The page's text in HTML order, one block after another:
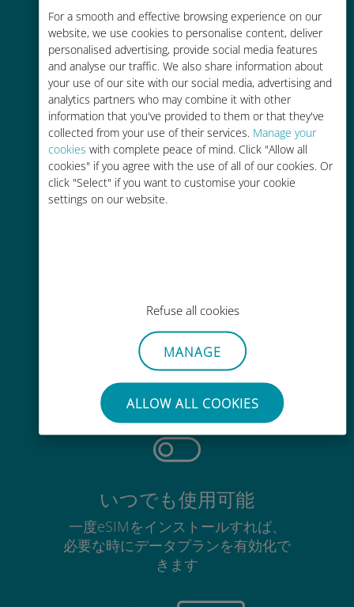
For a smooth and effective browsing experience on our
website, we use cookies to personalise content, deliver
personalised advertising, provide social media features
and analyse our traffic. We also share information about
your use of our site with our social media, advertising and
analytics partners who may combine it with other
information that you've provided to them or that they've
collected from your use of their services. Manage your
cookies with complete peace of mind. Click "Allow all
cookies" if you agree with the use of all of our cookies. Or
click "Select" if you want to customise your cookie
settings on our website.
Refuse all cookies
MANAGE
ALLOW ALL COOKIES
お客様が普段お使いのキャリアでロ
ーミングサービスを使った場合に比
べて最大で90％の節約が可能です。
かんたん追加購入
Wi-Fiやデータ残量がなくても、
手間いらず
使用中のSIMカードを抜き差しする
必要はありません
いつでも使用可能
一度eSIMをインストールすれば、
必要な時にデータプランを有効化で
きます